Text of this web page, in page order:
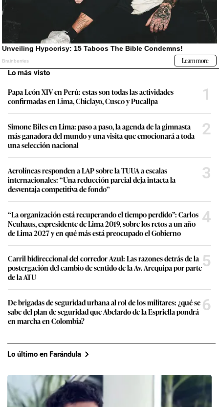
Lo más visto
Papa León XIV en Perú: estas son todas las actividades
confirmadas en Lima, Chiclayo, Cusco y Pucallpa
1
Simone Biles en Lima: paso a paso, la agenda de la gimnasta
más ganadora del mundo y una visita que emocionará a toda
una selección nacional
2
Aerolíneas responden a LAP sobre la TUUA a escalas
internacionales: “Una reducción parcial deja intacta la
desventaja competitiva de fondo”
3
“La organización está recuperando el tiempo perdido”: Carlos
Neuhaus, expresidente de Lima 2019, sobre los retos a un año
de Lima 2027 y en qué más está preocupado el Gobierno
4
Carril bidireccional del corredor Azul: Las razones detrás de la
postergación del cambio de sentido de la Av. Arequipa por parte
de la ATU
5
De brigadas de seguridad urbana al rol de los militares: ¿qué se
sabe del plan de seguridad que Abelardo de la Espriella pondrá
en marcha en Colombia?
6
Lo último en Farándula